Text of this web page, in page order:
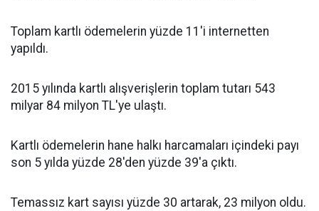
Toplam kartlı ödemelerin yüzde 11'i internetten
yapıldı.
2015 yılında kartlı alışverişlerin toplam tutarı 543
milyar 84 milyon TL'ye ulaştı.
Kartlı ödemelerin hane halkı harcamaları içindeki payı
son 5 yılda yüzde 28'den yüzde 39'a çıktı.
Temassız kart sayısı yüzde 30 artarak, 23 milyon oldu.